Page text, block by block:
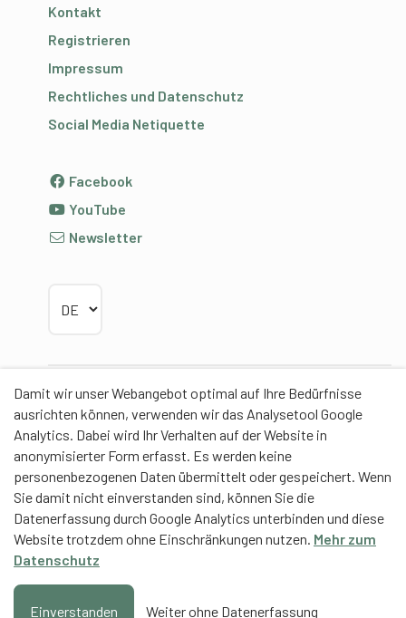
Damit wir unser Webangebot optimal auf Ihre Bedürfnisse
ausrichten können, verwenden wir das Analysetool Google
Analytics. Dabei wird Ihr Verhalten auf der Website in
anonymisierter Form erfasst. Es werden keine
personenbezogenen Daten übermittelt oder gespeichert. Wenn
Sie damit nicht einverstanden sind, können Sie die
Datenerfassung durch Google Analytics unterbinden und diese
Website trotzdem ohne Einschränkungen nutzen. Mehr zum
Datenschutz
Einverstanden Weiter ohne Datenerfassung
Kontakt
Registrieren
Impressum
Rechtliches und Datenschutz
Social Media Netiquette
Facebook
YouTube
Newsletter
Partner
Contentpartner
Eidgenössische Hochschule für Sport Magglingen
EHSM